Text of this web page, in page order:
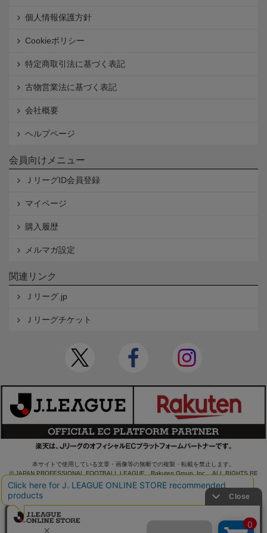
個人情報保護方針
Cookieポリシー
特定商取引法に基づく表記
古物営業法に基づく表記
会社概要
ヘルプページ
会員向けメニュー
ＪリーグID会員登録
マイページ
購入履歴
メルマガ設定
関連リンク
Ｊリーグ.jp
Ｊリーグチケット
本サイトで使用している文章・画像等の無断での複製・転載を禁止します。
© JAPAN PROFESSIONAL FOOTBALL LEAGUE Rakuten Group, Inc. ALL RIGHTS RE
SERVED.